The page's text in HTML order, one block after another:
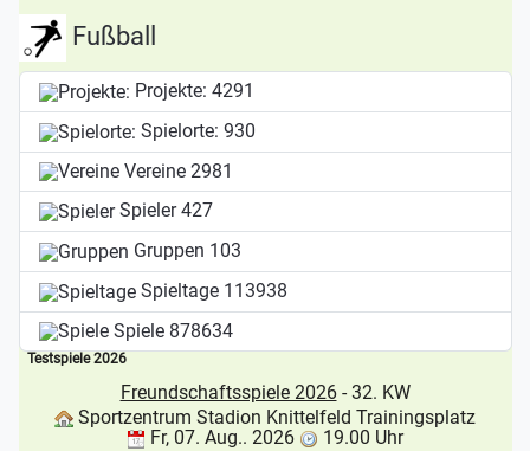
Fußball
Projekte: 4291
Spielorte: 930
Vereine 2981
Spieler427
Gruppen 103
Spieltage 113938
Spiele 878634
Testspiele 2026
Freundschaftsspiele 2026- 32. KW
Sportzentrum Stadion Knittelfeld Trainingsplatz
Fr, 07. Aug.. 2026
19.00 Uhr